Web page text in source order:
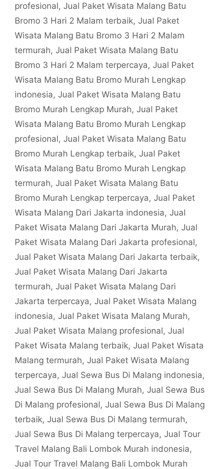
profesional, Jual Paket Wisata Malang Batu
Bromo 3 Hari 2 Malam terbaik, Jual Paket
Wisata Malang Batu Bromo 3 Hari 2 Malam
termurah, Jual Paket Wisata Malang Batu
Bromo 3 Hari 2 Malam terpercaya, Jual Paket
Wisata Malang Batu Bromo Murah Lengkap
indonesia, Jual Paket Wisata Malang Batu
Bromo Murah Lengkap Murah, Jual Paket
Wisata Malang Batu Bromo Murah Lengkap
profesional, Jual Paket Wisata Malang Batu
Bromo Murah Lengkap terbaik, Jual Paket
Wisata Malang Batu Bromo Murah Lengkap
termurah, Jual Paket Wisata Malang Batu
Bromo Murah Lengkap terpercaya, Jual Paket
Wisata Malang Dari Jakarta indonesia, Jual
Paket Wisata Malang Dari Jakarta Murah, Jual
Paket Wisata Malang Dari Jakarta profesional,
Jual Paket Wisata Malang Dari Jakarta terbaik,
Jual Paket Wisata Malang Dari Jakarta
termurah, Jual Paket Wisata Malang Dari
Jakarta terpercaya, Jual Paket Wisata Malang
indonesia, Jual Paket Wisata Malang Murah,
Jual Paket Wisata Malang profesional, Jual
Paket Wisata Malang terbaik, Jual Paket Wisata
Malang termurah, Jual Paket Wisata Malang
terpercaya, Jual Sewa Bus Di Malang indonesia,
Jual Sewa Bus Di Malang Murah, Jual Sewa Bus
Di Malang profesional, Jual Sewa Bus Di Malang
terbaik, Jual Sewa Bus Di Malang termurah,
Jual Sewa Bus Di Malang terpercaya, Jual Tour
Travel Malang Bali Lombok Murah indonesia,
Jual Tour Travel Malang Bali Lombok Murah